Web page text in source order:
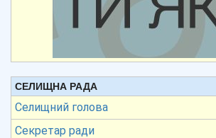
СЕЛИЩНА РАДА
Селищний голова
Секретар ради